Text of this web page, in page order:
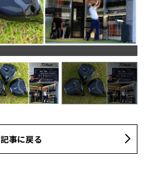
記事に戻る